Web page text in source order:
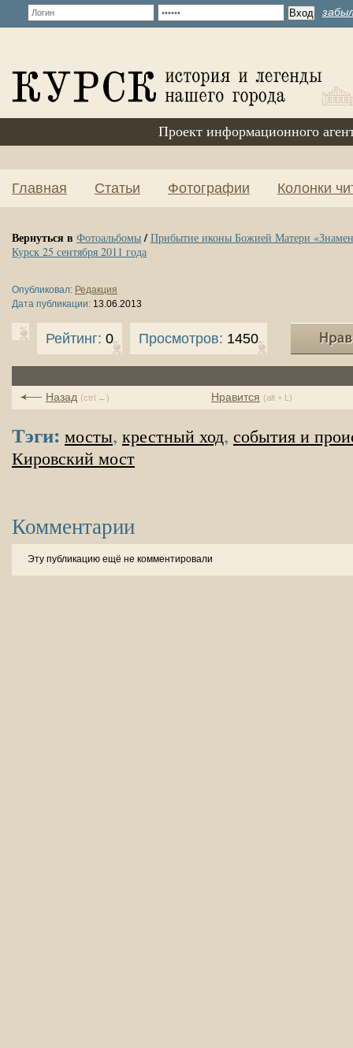
Проект информационного
Главная Статьи Фотографии Колонки
Вернуться в Фотоальбомы/ Прибытие иконы Божией Матери
Курск 25 сентября 2011 года
Опубликовал: Редакция
Дата публикации: 13.06.2013
Рейтинг: 0 Просмотров: 1450
Нравится (alt + L)
Назад (ctrl ←)
Тэги: мосты, крестный ход, события и
Кировский мост
Комментарии
Эту публикацию ещё не комментировали